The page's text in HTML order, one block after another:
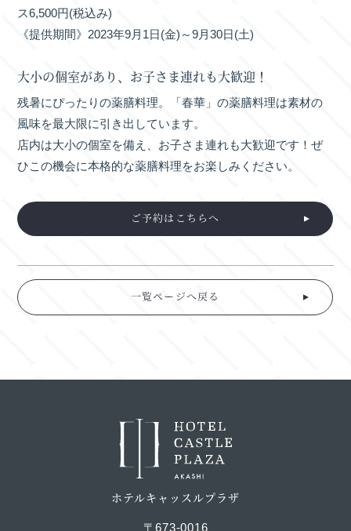
ス6,500円(税込み)
《提供期間》2023年9月1日(金)～9月30日(土)
大小の個室があり、お子さま連れも大歓迎！
残暑にぴったりの薬膳料理。「春華」の薬膳料理は素材の
風味を最大限に引き出しています。
店内は大小の個室を備え、お子さま連れも大歓迎です！ぜ
ひこの機会に本格的な薬膳料理をお楽しみください。
ご予約はこちらへ
一覧ページへ戻る
ホテルキャッスルプラザ
〒673-0016